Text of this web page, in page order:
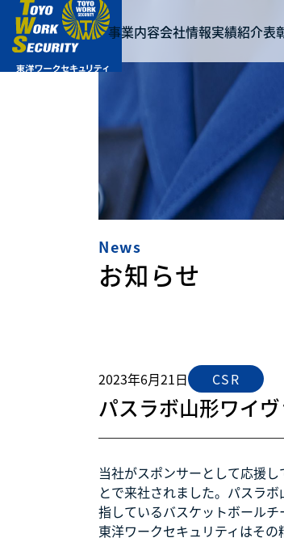
事業内容会社情報実績紹介表
News
お知らせ
2023年6月21日 CSR
パスラボ山形ワイ
当社がスポンサーとして応援
とで来社されました。パスラ
指しているバスケットボールチ
東洋ワークセキュリティはそ